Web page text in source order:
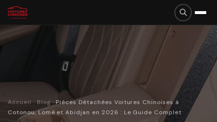
Accueil · Blog·Pièces Détachées Voitures Chinoises à
Cotonou, Lomé et Abidjan en 2026 : Le Guide Complet